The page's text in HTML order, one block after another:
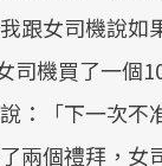
跟女司機說如
司機買了一個
：「下一次不
兩個禮拜，女